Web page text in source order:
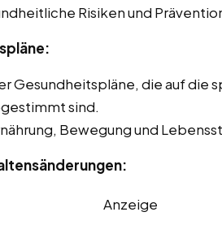
Risiken und
Gesundheitspläne, die auf die
sind.
Bewegung und
Anzeige